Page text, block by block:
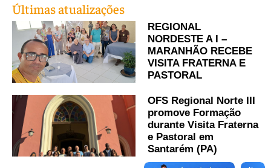
Últimas atualizações
REGIONAL
NORDESTE A I –
MARANHÃO RECEBE
VISITA FRATERNA E
PASTORAL
OFS Regional Norte III
promove Formação
durante Visita Fraterna
e Pastoral em
Santarém (PA)